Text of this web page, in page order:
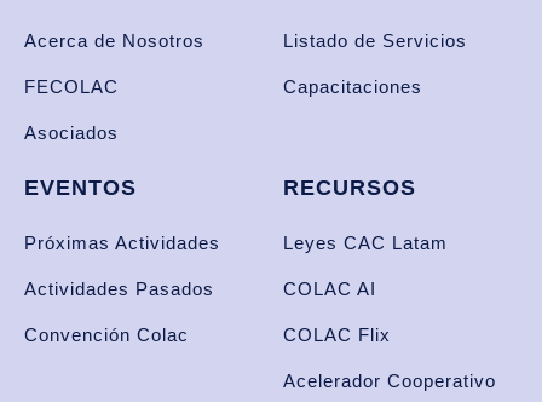
Acerca de Nosotros
FECOLAC
Asociados
Listado de Servicios
Capacitaciones
EVENTOS
Próximas Actividades
Actividades Pasados
Convención Colac
RECURSOS
Leyes CAC Latam
COLAC AI
COLAC Flix
Acelerador Cooperativo